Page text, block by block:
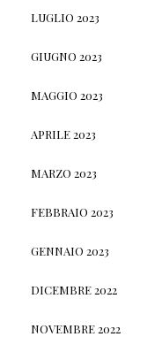
LUGLIO 2023
GIUGNO 2023
MAGGIO 2023
APRILE 2023
MARZO 2023
FEBBRAIO 2023
GENNAIO 2023
DICEMBRE 2022
NOVEMBRE 2022